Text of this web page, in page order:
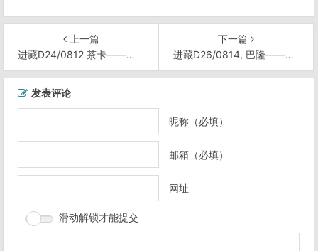
上一篇
进藏D24/0812 茶卡——都兰
下一篇
进藏D26/0814, 巴隆——诺木洪
发表评论
昵称（必填）
邮箱（必填）
网址
滑动解锁才能提交